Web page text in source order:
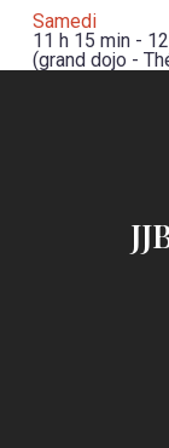
Samedi
11 h 15 min-
(grand dojo -